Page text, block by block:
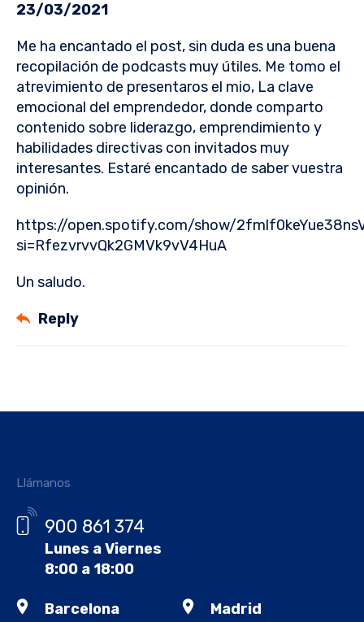
23/03/2021
Me ha encantado el post, sin duda es una buena
recopilación de podcasts muy útiles. Me tomo el
atrevimiento de presentaros el mio, La clave
emocional del emprendedor, donde comparto
contenido sobre liderazgo, emprendimiento y
habilidades directivas con invitados muy
interesantes. Estaré encantado de saber vuestra
opinión.
https://open.spotify.com/show/
si=RfezvrvvQk2GMVk9vV4HuA
Un saludo.
Reply
Llámanos
900 861 374
Lunes a Viernes
8:00 a 18:00
Barcelona Madrid